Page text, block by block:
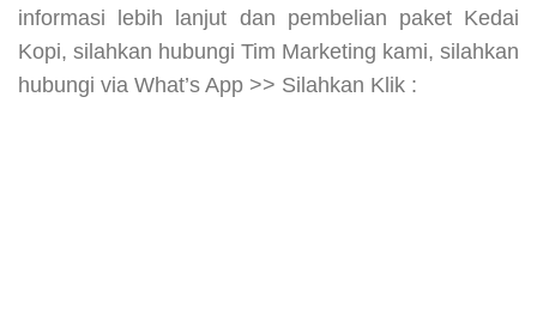
informasi lebih lanjut dan pembelian paket Kedai
Kopi, silahkan hubungi Tim Marketing kami, silahkan
hubungi via What’s App >> Silahkan Klik :